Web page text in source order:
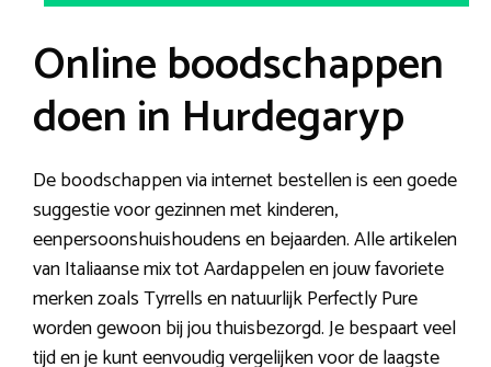
Online boodschappen
doen in Hurdegaryp
De boodschappen via internet bestellen is een goede
suggestie voor gezinnen met kinderen,
eenpersoonshuishoudens en bejaarden. Alle artikelen
van Italiaanse mix tot Aardappelen en jouw favoriete
merken zoals Tyrrells en natuurlijk Perfectly Pure
worden gewoon bij jou thuisbezorgd. Je bespaart veel
tijd en je kunt eenvoudig vergelijken voor de laagste